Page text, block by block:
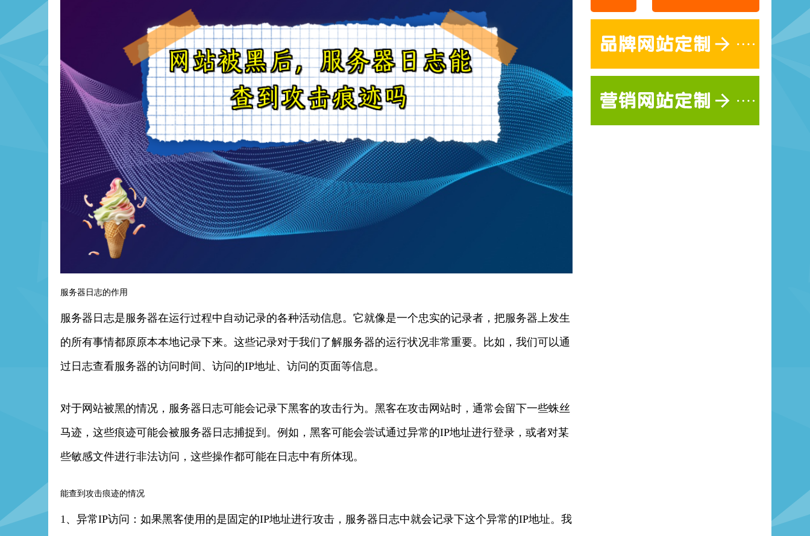
服务器日志的作用
服务器日志是服务器在运行过程中自动记录的各种活动信息。它就像是一个忠实的记录者，把服务器上发生
的所有事情都原原本本地记录下来。这些记录对于我们了解服务器的运行状况非常重要。比如，我们可以通
过日志查看服务器的访问时间、访问的IP地址、访问的页面等信息。
对于网站被黑的情况，服务器日志可能会记录下黑客的攻击行为。黑客在攻击网站时，通常会留下一些蛛丝
马迹，这些痕迹可能会被服务器日志捕捉到。例如，黑客可能会尝试通过异常的IP地址进行登录，或者对某
些敏感文件进行非法访问，这些操作都可能在日志中有所体现。
能查到攻击痕迹的情况
1、异常IP访问：如果黑客使用的是固定的IP地址进行攻击，服务器日志中就会记录下这个异常的IP地址。我